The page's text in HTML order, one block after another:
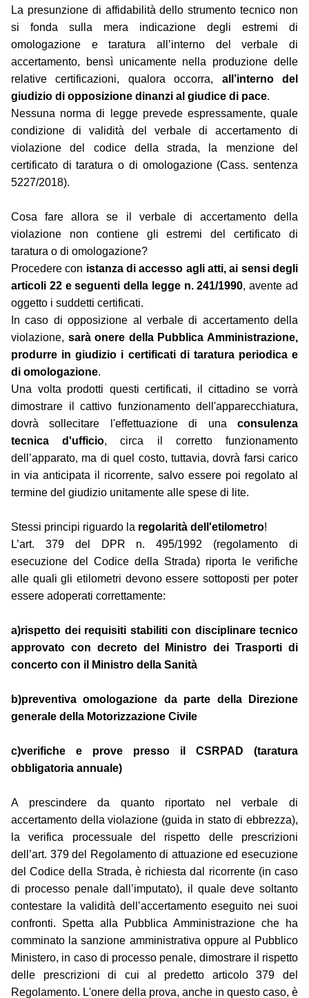
La presunzione di affidabilità dello strumento tecnico non
si fonda sulla mera indicazione degli estremi di
omologazione e taratura all’interno del verbale di
accertamento, bensì unicamente nella produzione delle
relative certificazioni, qualora occorra, all’interno del
giudizio di opposizione dinanzi al giudice di pace.
Nessuna norma di legge prevede espressamente, quale
condizione di validità del verbale di accertamento di
violazione del codice della strada, la menzione del
certificato di taratura o di omologazione (Cass. sentenza
5227/2018).
Cosa fare allora se il verbale di accertamento della
violazione non contiene gli estremi del certificato di
taratura o di omologazione?
Procedere con istanza di accesso agli atti, ai sensi degli
articoli 22 e seguenti della legge n. 241/1990, avente ad
oggetto i suddetti certificati.
In caso di opposizione al verbale di accertamento della
violazione, sarà onere della Pubblica Amministrazione,
produrre in giudizio i certificati di taratura periodica e
di omologazione.
Una volta prodotti questi certificati, il cittadino se vorrà
dimostrare il cattivo funzionamento dell'apparecchiatura,
dovrà sollecitare l'effettuazione di una consulenza
tecnica d'ufficio, circa il corretto funzionamento
dell’apparato, ma di quel costo, tuttavia, dovrà farsi carico
in via anticipata il ricorrente, salvo essere poi regolato al
termine del giudizio unitamente alle spese di lite.
Stessi principi riguardo la regolarità dell'etilometro!
L’art. 379 del DPR n. 495/1992 (regolamento di
esecuzione del Codice della Strada) riporta le verifiche
alle quali gli etilometri devono essere sottoposti per poter
essere adoperati correttamente:
a)rispetto dei requisiti stabiliti con disciplinare tecnico
approvato con decreto del Ministro dei Trasporti di
concerto con il Ministro della Sanità
b)preventiva omologazione da parte della Direzione
generale della Motorizzazione Civile
c)verifiche e prove presso il CSRPAD (taratura
obbligatoria annuale)
A prescindere da quanto riportato nel verbale di
accertamento della violazione (guida in stato di ebbrezza),
la verifica processuale del rispetto delle prescrizioni
dell’art. 379 del Regolamento di attuazione ed esecuzione
del Codice della Strada, è richiesta dal ricorrente (in caso
di processo penale dall’imputato), il quale deve soltanto
contestare la validità dell’accertamento eseguito nei suoi
confronti. Spetta alla Pubblica Amministrazione che ha
comminato la sanzione amministrativa oppure al Pubblico
Ministero, in caso di processo penale, dimostrare il rispetto
delle prescrizioni di cui al predetto articolo 379 del
Regolamento. L'onere della prova, anche in questo caso, è